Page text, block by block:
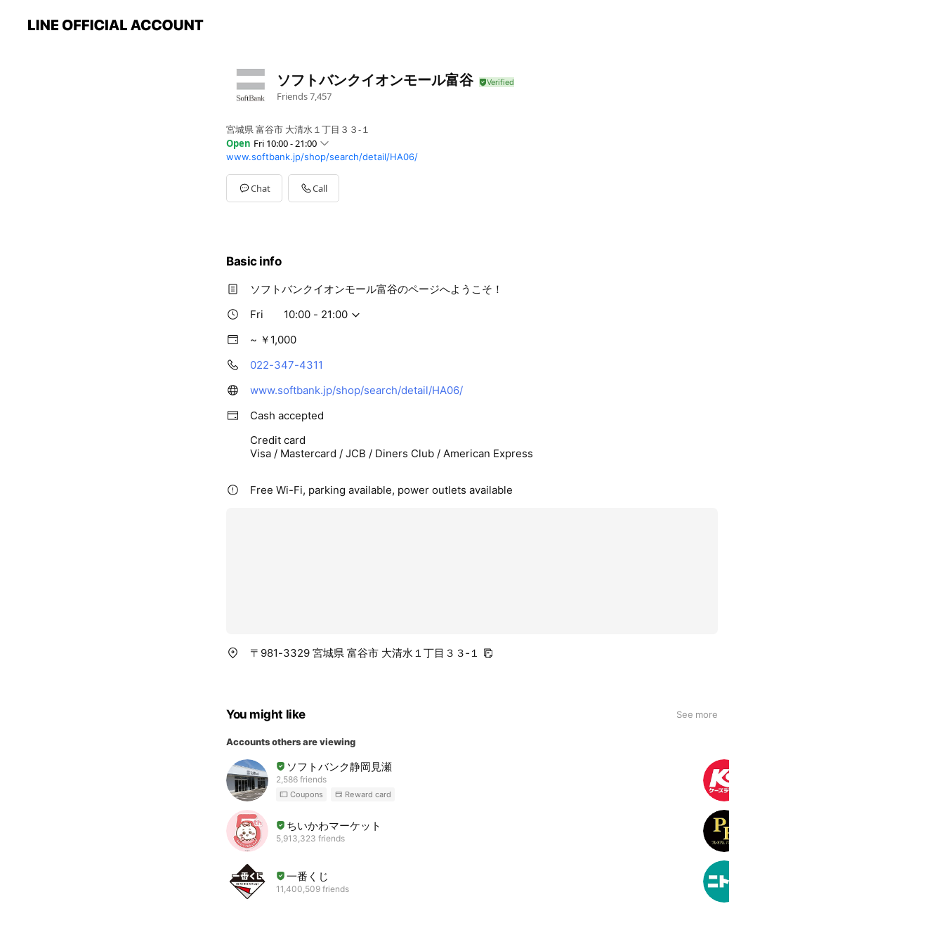
ソフトバンクイオンモール富谷
Friends7,457
宮城県 富谷市 大清水１丁目３３‐１
Open Fri 10:00 - 21:00
Sun10:00 - 21:00
Mon10:00 - 21:00
Tue10:00 - 21:00
Wed10:00 - 21:00
www.softbank.jp/shop/search/detail/HA06/
Chat Call
Basic info
ソフトバンクイオンモール富谷のページへようこそ！
Fri
10:00 - 21:00
~ ￥1,000
022-347-4311
www.softbank.jp/shop/search/detail/HA06/
Cash accepted
Credit card
Visa / Mastercard / JCB / Diners Club / American Express
Free Wi-Fi, parking available, power outlets available
〒981-3329 宮城県 富谷市 大清水１丁目３３‐１
You might like See more
Accounts others are viewing
ソフトバンク静岡見瀬
2,586 friends
Coupons Reward card
ちいかわマーケット
5,913,323 friends
一番くじ
11,400,509 friends